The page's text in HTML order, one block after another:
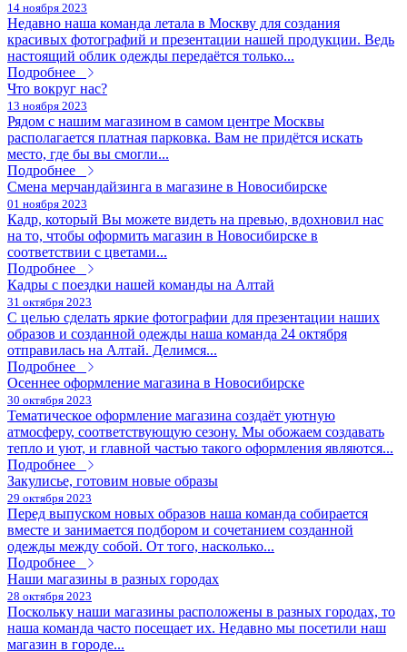
14 ноября 2023
Недавно наша команда летала в Москву для создания
красивых фотографий и презентации нашей продукции. Ведь
настоящий облик одежды передаётся только...
Подробнее
Что вокруг нас?
13 ноября 2023
Рядом с нашим магазином в самом центре Москвы
располагается платная парковка. Вам не придётся искать
место, где бы вы смогли...
Подробнее
Смена мерчандайзинга в магазине в Новосибирске
01 ноября 2023
Кадр, который Вы можете видеть на превью, вдохновил нас
на то, чтобы оформить магазин в Новосибирске в
соответствии с цветами...
Подробнее
Кадры с поездки нашей команды на Алтай
31 октября 2023
С целью сделать яркие фотографии для презентации наших
образов и созданной одежды наша команда 24 октября
отправилась на Алтай. Делимся...
Подробнее
Осеннее оформление магазина в Новосибирске
30 октября 2023
Тематическое оформление магазина создаёт уютную
атмосферу, соответствующую сезону. Мы обожаем создавать
тепло и уют, и главной частью такого оформления являются...
Подробнее
Закулисье, готовим новые образы
29 октября 2023
Перед выпуском новых образов наша команда собирается
вместе и занимается подбором и сочетанием созданной
одежды между собой. От того, насколько...
Подробнее
Наши магазины в разных городах
28 октября 2023
Поскольку наши магазины расположены в разных городах, то
наша команда часто посещает их. Недавно мы посетили наш
магазин в городе...